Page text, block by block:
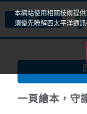
一頁繪本，守
本網站使用相關技術提
須優先瞭解西太平洋通